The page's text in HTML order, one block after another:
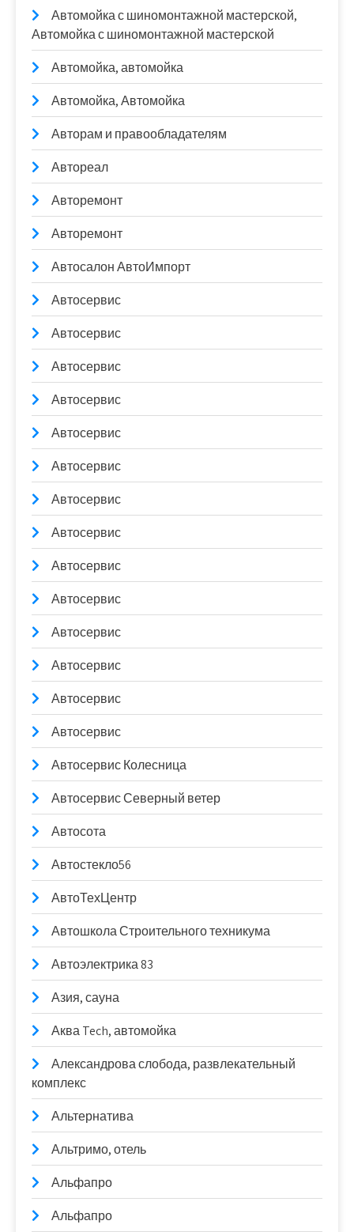
Автомойка с шиномонтажной мастерской,
Автомойка с шиномонтажной мастерской
Автомойка, автомойка
Автомойка, Автомойка
Авторам и правообладателям
Автореал
Авторемонт
Авторемонт
Автосалон АвтоИмпорт
Автосервис
Автосервис
Автосервис
Автосервис
Автосервис
Автосервис
Автосервис
Автосервис
Автосервис
Автосервис
Автосервис
Автосервис
Автосервис
Автосервис
Автосервис Колесница
Автосервис Северный ветер
Автосота
Автостекло56
АвтоТехЦентр
Автошкола Строительного техникума
Автоэлектрика 83
Азия, сауна
Аква Tech, автомойка
Александрова слобода, развлекательный
комплекс
Альтернатива
Альтримо, отель
Альфапро
Альфапро